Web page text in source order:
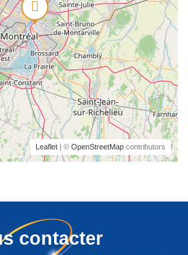
Leaflet | © OpenStreetMap contributors
contacter